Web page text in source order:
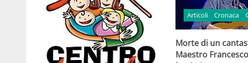
Articoli Cronaca
Morte di un
Maestro